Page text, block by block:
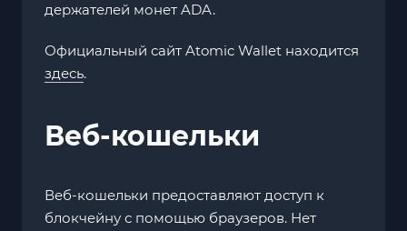
держателей монет ADA.
Официальный сайт Atomic Wallet находится
здесь.
Веб-кошельки
Веб-кошельки предоставляют доступ к
блокчейну с помощью браузеров. Нет